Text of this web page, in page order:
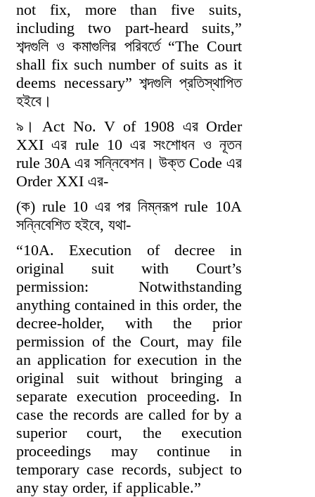
not fix, more than five suits,
including two part-heard suits,”
শব্দগুলি ও কমাগুলির পরিবর্তে “The Court
shall fix such number of suits as it
deems necessary” শব্দগুলি প্রতিস্থাপিত
হইবে।
৯। Act No. V of 1908 এর Order
XXI এর rule 10 এর সংশোধন ও নূতন
rule 30A এর সন্নিবেশন। উক্ত Code এর
Order XXI এর-
(ক) rule 10 এর পর নিম্নরূপ rule 10A
সন্নিবেশিত হইবে, যথা-
“10A. Execution of decree in
original suit with Court’s
permission: Notwithstanding
anything contained in this order, the
decree-holder, with the prior
permission of the Court, may file
an application for execution in the
original suit without bringing a
separate execution proceeding. In
case the records are called for by a
superior court, the execution
proceedings may continue in
temporary case records, subject to
any stay order, if applicable.”